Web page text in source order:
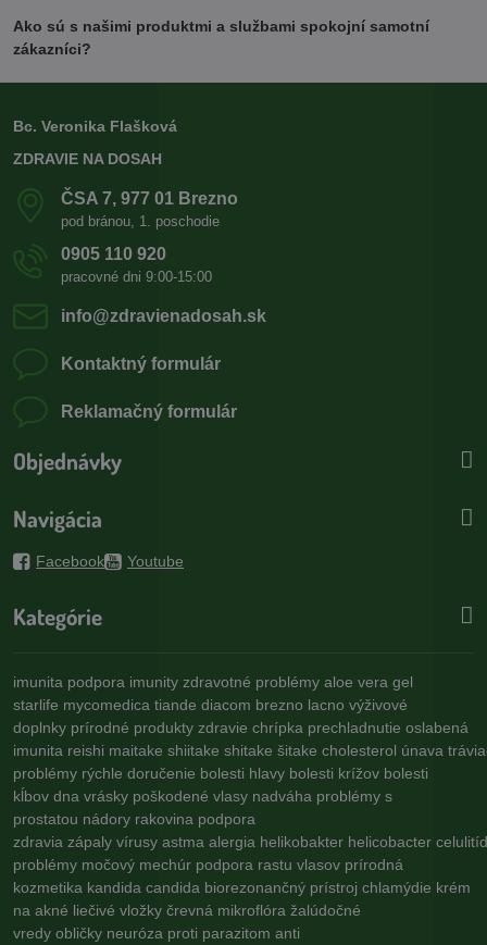
Ako sú s našimi produktmi a službami spokojní samotní
zákazníci?
Bc. Veronika Flašková
ZDRAVIE NA DOSAH
ČSA 7, 977 01 Brezno
pod bránou, 1. poschodie
0905 110 920
pracovné dni 9:00-15:00
info​@zdravienadosah​.sk
Kontaktný formulár
Reklamačný formulár
Objednávky
Navigácia
Facebook Youtube
Kategórie
imunita podpora imunity zdravotné problémy aloe vera gel
starlife mycomedica tiande diacom brezno lacno výživové
doplnky prírodné produkty zdravie chrípka prechladnutie oslabená
imunita reishi maitake shiitake shitake šitake cholesterol únava
problémy rýchle doručenie bolesti hlavy bolesti krížov bolesti
kĺbov dna vrásky poškodené vlasy nadváha problémy s
prostatou nádory rakovina podpora
zdravia zápaly vírusy astma alergia helikobakter helicobacter
problémy močový mechúr podpora rastu vlasov prírodná
kozmetika kandida candida biorezonančný prístroj chlamýdie krém
na akné liečivé vložky črevná mikroflóra žalúdočné
vredy obličky neuróza proti parazitom anti